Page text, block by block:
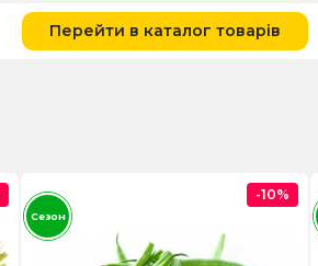
Перейти в каталог товарів
-10%
Сезон